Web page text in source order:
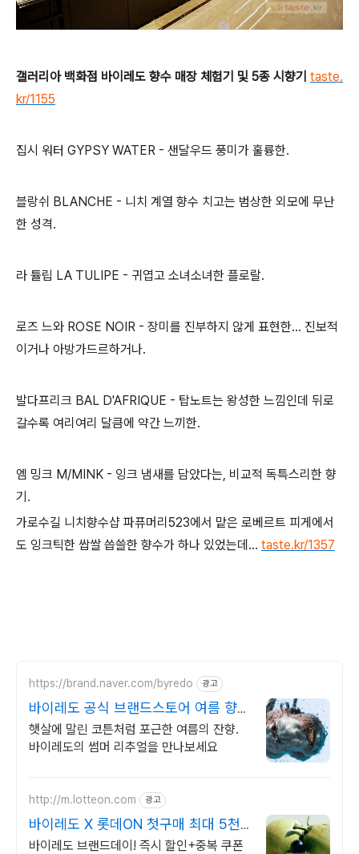
갤러리아 백화점 바이레도 향수 매장 체험기 및 5종 시향기 taste.
kr/1155
집시 워터 GYPSY WATER - 샌달우드 풍미가 훌륭한.
블랑쉬 BLANCHE - 니치 계열 향수 치고는 범상한 외모에 무난
한 성격.
라 튤립 LA TULIPE - 귀엽고 소녀소녀한 플로랄.
로즈 느와 ROSE NOIR - 장미를 진부하지 않게 표현한... 진보적
이거나 아방가드르하거나.
발다프리크 BAL D'AFRIQUE - 탑노트는 왕성한 느낌인데 뒤로
갈수록 여리여리 달큼에 약간 느끼한.
엠 밍크 M/MINK - 잉크 냄새를 담았다는, 비교적 독특스리한 향
기.
가로수길 니치향수샵 파퓨머리523에서 맡은 로베르트 피게에서
도 잉크틱한 쌉쌀 씁쓸한 향수가 하나 있었는데... taste.kr/1357
https://brand.naver.com/byredo 광고
바이레도 공식 브랜드스토어 여름 향기
리추얼
햇살에 말린 코튼처럼 포근한 여름의 잔향.
바이레도의 썸머 리추얼을 만나보세요
http://m.lotteon.com 광고
바이레도 X 롯데ON 첫구매 최대 5천
원 혜택!
바이레도 브랜드데이! 즉시 할인+중복 쿠폰